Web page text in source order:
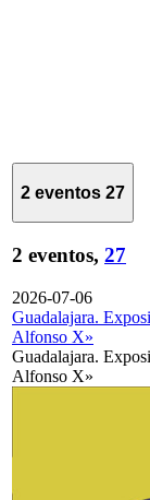
2 eventos 27
2 eventos, 27
2026-07-06
Guadalajara.
Alfonso X»
Guadalajara.
Alfonso X»